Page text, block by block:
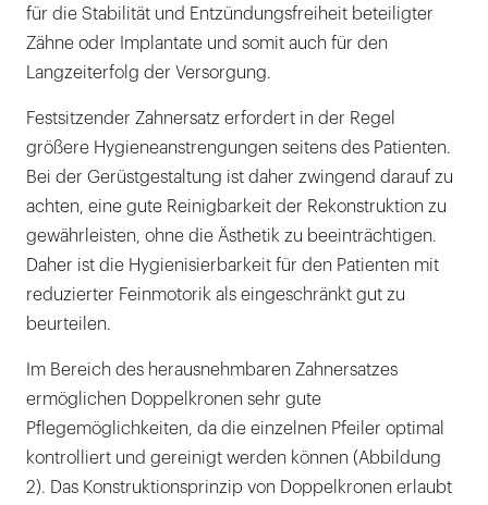
für die Stabilität und Entzündungsfreiheit beteiligter
Zähne oder Implantate und somit auch für den
Langzeiterfolg der Versorgung.
Festsitzender Zahnersatz erfordert in der Regel
größere Hygieneanstrengungen seitens des Patienten.
Bei der Gerüstgestaltung ist daher zwingend darauf zu
achten, eine gute Reinigbarkeit der Rekonstruktion zu
gewährleisten, ohne die Ästhetik zu beeinträchtigen.
Daher ist die Hygienisierbarkeit für den Patienten mit
reduzierter Feinmotorik als eingeschränkt gut zu
beurteilen.
Im Bereich des herausnehmbaren Zahnersatzes
ermöglichen Doppelkronen sehr gute
Pflegemöglichkeiten, da die einzelnen Pfeiler optimal
kontrolliert und gereinigt werden können (Abbildung
2). Das Konstruktionsprinzip von Doppelkronen erlaubt